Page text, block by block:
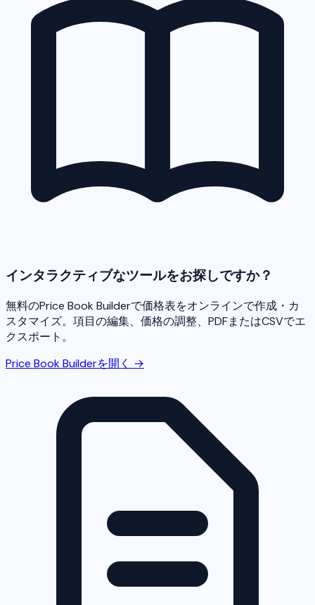
インタラクティブなツールをお探しですか？
無料のPrice Book Builderで価格表をオンラインで作成・カ
スタマイズ。項目の編集、価格の調整、PDFまたはCSVでエ
クスポート。
Price Book Builderを開く →